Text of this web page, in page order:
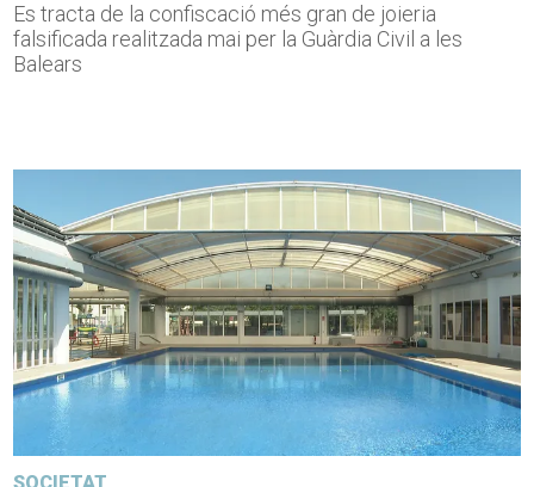
Es tracta de la confiscació més gran de joieria
falsificada realitzada mai per la Guàrdia Civil a les
Balears
SOCIETAT